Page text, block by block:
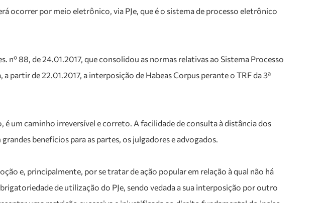
ocorrer por meio eletrônico, via PJe, que é o sistema de processo eletrônico
nº 88, de 24.01.2017, que consolidou as normas relativas ao Sistema Processo
partir de 22.01.2017, a interposição de Habeas Corpus perante o TRF da 3ª
um caminho irreversível e correto. A facilidade de consulta à distância dos
benefícios para as partes, os julgadores e advogados.
e, principalmente, por se tratar de ação popular em relação à qual não há
de utilização do PJe, sendo vedada a sua interposição por outro